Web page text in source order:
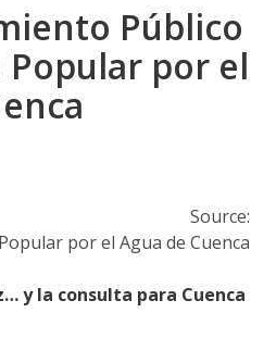
Público
Popular por el
Source:
por el Agua de Cuenca
y la consulta para Cuenca